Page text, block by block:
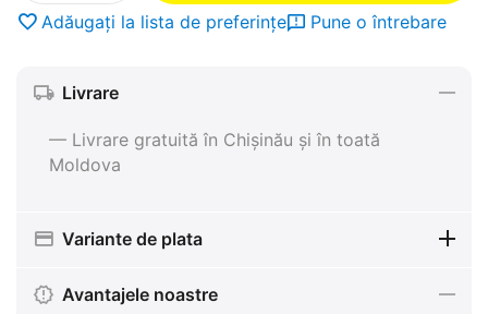
Adăugați la lista de preferințe Pune o întrebare
Livrare
— Livrare gratuită în Chișinău și în toată
Moldova
Variante de plata
Avantajele noastre